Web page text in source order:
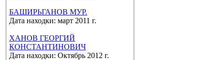
БАШИРЬГАНОВ МУР.
Дата находки: март 2011 г.
ХАНОВ ГЕОРГИЙ
КОНСТАНТИНОВИЧ
Дата находки: Октябрь 2012 г.